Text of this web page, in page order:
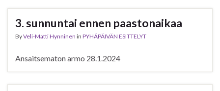
3. sunnuntai ennen paastonaikaa
ByVeli-Matti Hynninen in PYHÄPÄIVÄN ESITTELYT
Ansaitsematon armo 28.1.2024